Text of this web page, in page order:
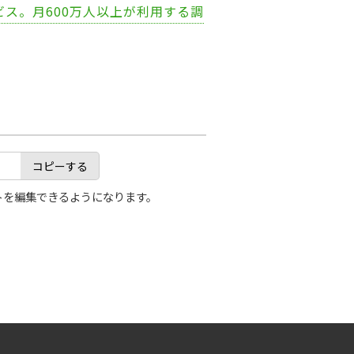
。月600万人以上が利用する調
コピーする
編集できるようになります。